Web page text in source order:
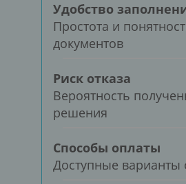
Удобство
Простота и
документов
Риск отказа
Вероятность
решения
Способы оплаты
Доступные варианты